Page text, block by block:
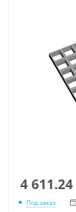
4 611.24
Под заказ